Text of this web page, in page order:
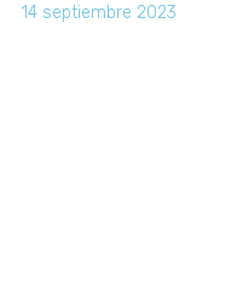
14 septiembre 2023